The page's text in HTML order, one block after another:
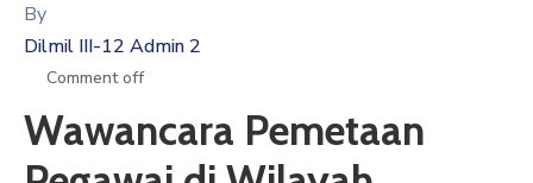
By
Dilmil III-12 Admin 2
Comment off
Wawancara Pemetaan